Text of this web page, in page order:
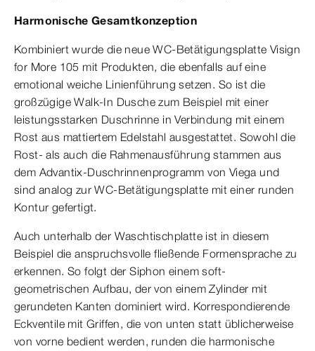
Harmonische Gesamtkonzeption
Kombiniert wurde die neue WC-Betätigungsplatte Visign
for More 105 mit Produkten, die ebenfalls auf eine
emotional weiche Linienführung setzen. So ist die
großzügige Walk-In Dusche zum Beispiel mit einer
leistungsstarken Duschrinne in Verbindung mit einem
Rost aus mattiertem Edelstahl ausgestattet. Sowohl die
Rost- als auch die Rahmenausführung stammen aus
dem Advantix-Duschrinnenprogramm von Viega und
sind analog zur WC-Betätigungsplatte mit einer runden
Kontur gefertigt.
Auch unterhalb der Waschtischplatte ist in diesem
Beispiel die anspruchsvolle fließende Formensprache zu
erkennen. So folgt der Siphon einem soft-
geometrischen Aufbau, der von einem Zylinder mit
gerundeten Kanten dominiert wird. Korrespondierende
Eckventile mit Griffen, die von unten statt üblicherweise
von vorne bedient werden, runden die harmonische